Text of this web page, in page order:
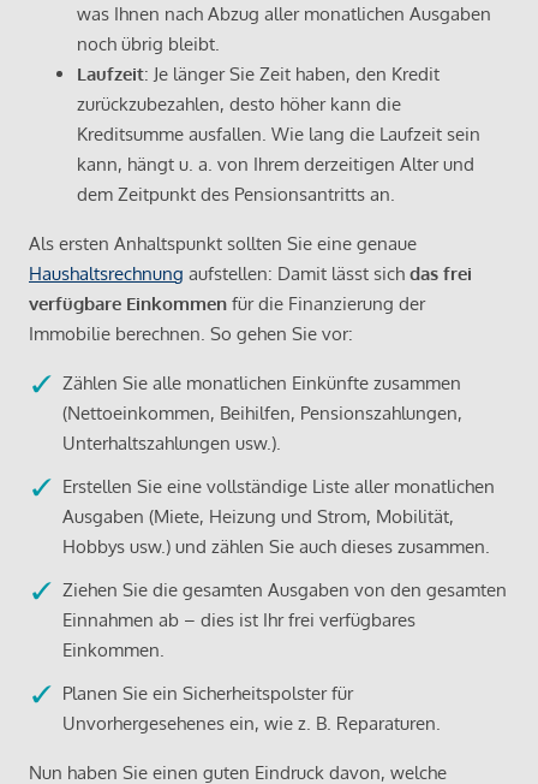
was Ihnen nach Abzug aller monatlichen Ausgaben
noch übrig bleibt.
Laufzeit: Je länger Sie Zeit haben, den Kredit
zurückzubezahlen, desto höher kann die
Kreditsumme ausfallen. Wie lang die Laufzeit sein
kann, hängt u. a. von Ihrem derzeitigen Alter und
dem Zeitpunkt des Pensionsantritts an.
Als ersten Anhaltspunkt sollten Sie eine genaue
Haushaltsrechnung aufstellen: Damit lässt sich das frei
verfügbare Einkommen für die Finanzierung der
Immobilie berechnen. So gehen Sie vor:
Zählen Sie alle monatlichen Einkünfte zusammen
(Nettoeinkommen, Beihilfen, Pensionszahlungen,
Unterhaltszahlungen usw.).
Erstellen Sie eine vollständige Liste aller monatlichen
Ausgaben (Miete, Heizung und Strom, Mobilität,
Hobbys usw.) und zählen Sie auch dieses zusammen.
Ziehen Sie die gesamten Ausgaben von den gesamten
Einnahmen ab – dies ist Ihr frei verfügbares
Einkommen.
Planen Sie ein Sicherheitspolster für
Unvorhergesehenes ein, wie z. B. Reparaturen.
Nun haben Sie einen guten Eindruck davon, welche